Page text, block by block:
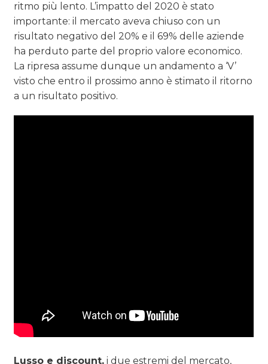
ritmo più lento. L’impatto del 2020 è stato
importante: il mercato aveva chiuso con un
risultato negativo del 20% e il 69% delle aziende
ha perduto parte del proprio valore economico.
La ripresa assume dunque un andamento a ‘V’
visto che entro il prossimo anno è stimato il ritorno
a un risultato positivo.
Lusso e discount, i due estremi del mercato,